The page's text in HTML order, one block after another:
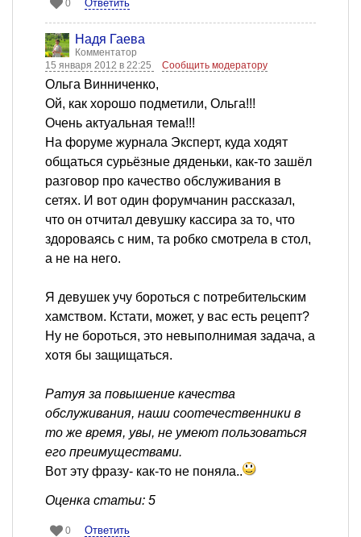
0 Ответить
Надя Гаева
Комментатор
15 января 2012 в 22:25
Сообщить модератору
Ольга Винниченко,
Ой, как хорошо подметили, Ольга!!!
Очень актуальная тема!!!
На форуме журнала Эксперт, куда ходят
общаться сурьёзные дяденьки, как-то зашёл
разговор про качество обслуживания в
сетях. И вот один форумчанин рассказал,
что он отчитал девушку кассира за то, что
здороваясь с ним, та робко смотрела в стол,
а не на него.
Я девушек учу бороться с потребительским
хамством. Кстати, может, у вас есть рецепт?
Ну не бороться, это невыполнимая задача, а
хотя бы защищаться.
Ратуя за повышение качества
обслуживания, наши соотечественники в
то же время, увы, не умеют пользоваться
его преимуществами.
Вот эту фразу- как-то не поняла..
Оценка статьи: 5
0 Ответить